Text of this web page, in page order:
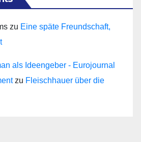
zu Eine späte Freundschaft,
als Ideengeber - Eurojournal
zu Fleischhauer über die